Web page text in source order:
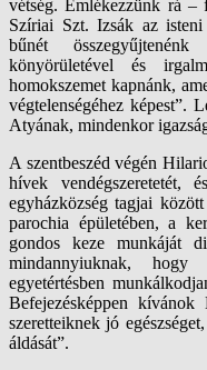
vétség. Emlékezzünk rá
Szíriai Szt. Izsák az isteni
bűnét
könyörületével és
homokszemet kapnánk,
végtelenségéhez képest”.
Atyának, mindenkor
A szentbeszéd végén
hívek
egyházközség tagjai
parochia épületében, a
gondos keze munkáját
mindannyiuknak,
egyetértésben
Befejezésképpen
szeretteiknek jó
áldását”.